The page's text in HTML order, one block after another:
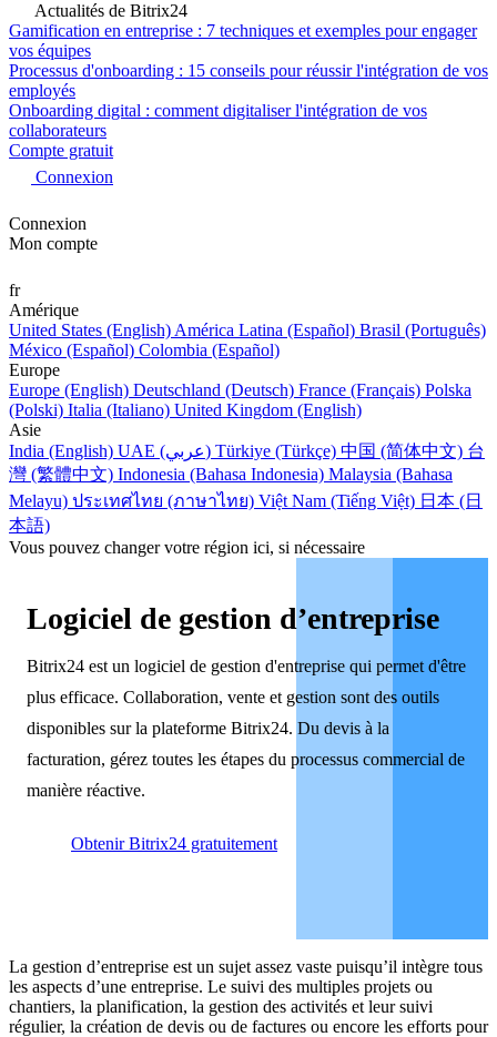
Actualités de Bitrix24
Gamification en entreprise : 7 techniques et exemples pour engager
vos équipes
Processus d'onboarding : 15 conseils pour réussir l'intégration de vos
employés
Onboarding digital : comment digitaliser l'intégration de vos
collaborateurs
Compte gratuit
Connexion
Connexion
Mon compte
fr
Amérique
United States (English) América Latina (Español) Brasil (Português)
México (Español) Colombia (Español)
Europe
Europe (English) Deutschland (Deutsch) France (Français) Polska
(Polski) Italia (Italiano) United Kingdom (English)
Asie
India (English)
UAE (عربي) Türkiye (Türkçe) 中国 (简体中文) 台
灣 (繁體中文) Indonesia (Bahasa Indonesia) Malaysia (Bahasa
Melayu) ประเทศไทย (ภาษาไทย) Việt Nam (Tiếng Việt) 日本 (日
本語)
Vous pouvez changer votre région ici, si nécessaire
Logiciel de gestion d’entreprise
Bitrix24 est un logiciel de gestion d'entreprise qui permet d'être
plus efficace. Collaboration, vente et gestion sont des outils
disponibles sur la plateforme Bitrix24. Du devis à la
facturation, gérez toutes les étapes du processus commercial de
manière réactive.
Obtenir Bitrix24 gratuitement
La gestion d’entreprise est un sujet assez vaste puisqu’il intègre tous
les aspects d’une entreprise. Le suivi des multiples projets ou
chantiers, la planification, la gestion des activités et leur suivi
régulier, la création de devis ou de factures ou encore les efforts pour